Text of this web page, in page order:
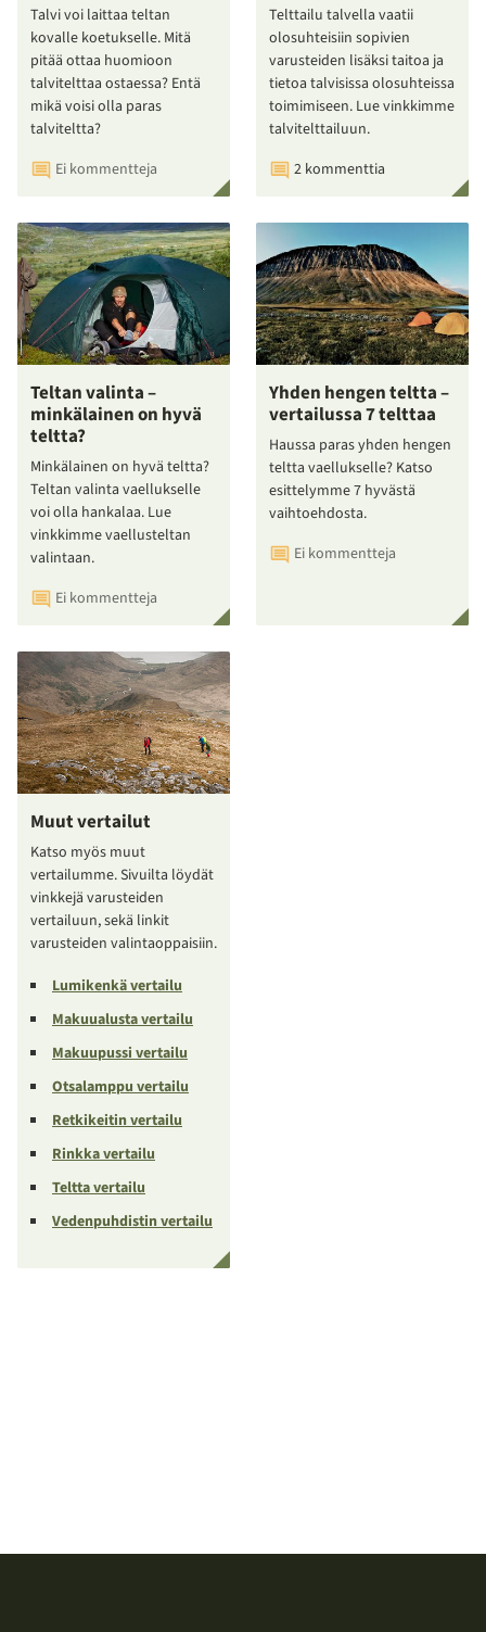
Talvi voi laittaa teltan
kovalle koetukselle. Mitä
pitää ottaa huomioon
talvitelttaa ostaessa? Entä
mikä voisi olla paras
talviteltta?
Ei kommentteja
Telttailu talvella vaatii
olosuhteisiin sopivien
varusteiden lisäksi taitoa ja
tietoa talvisissa olosuhteissa
toimimiseen. Lue vinkkimme
talvitelttailuun.
2 kommenttia
Teltan valinta –
minkälainen on hyvä
teltta?
Minkälainen on hyvä teltta?
Teltan valinta vaellukselle
voi olla hankalaa. Lue
vinkkimme vaellusteltan
valintaan.
Ei kommentteja
Yhden hengen teltta –
vertailussa 7 telttaa
Haussa paras yhden hengen
teltta vaellukselle? Katso
esittelymme 7 hyvästä
vaihtoehdosta.
Ei kommentteja
Muut vertailut
Katso myös muut
vertailumme. Sivuilta löydät
vinkkejä varusteiden
vertailuun, sekä linkit
varusteiden valintaoppaisiin.
Lumikenkä vertailu
Makuualusta vertailu
Makuupussi vertailu
Otsalamppu vertailu
Retkikeitin vertailu
Rinkka vertailu
Teltta vertailu
Vedenpuhdistin vertailu